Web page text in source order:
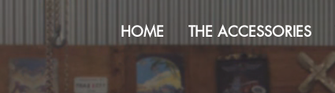
HOME THE ACCESSORIES